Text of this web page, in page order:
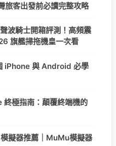
旅客出發前必讀完整攻略
波騎士開箱評測！高頻震
旗艦掃拖機皇一次看
iPhone 與 Android 必學
極指南：顛覆終端機的
擬器推薦｜MuMu模擬器